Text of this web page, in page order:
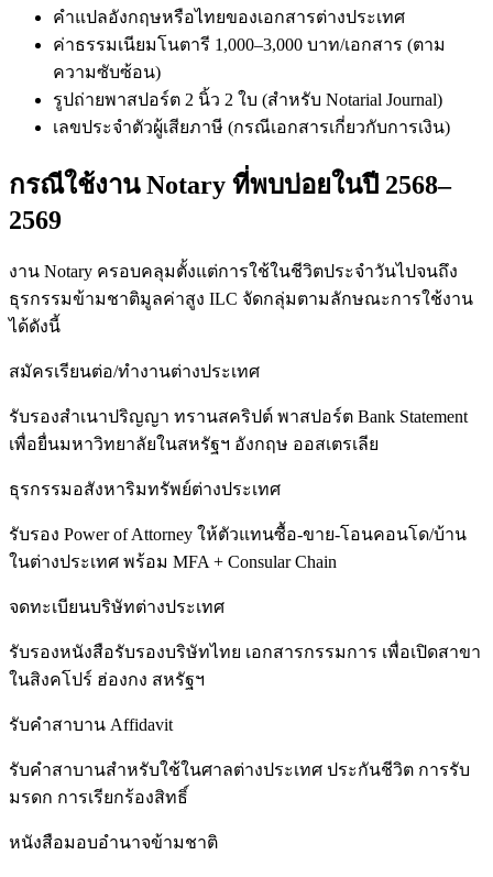
คำแปลอังกฤษหรือไทยของเอกสารต่างประเทศ
ค่าธรรมเนียมโนตารี 1,000–3,000 บาท/เอกสาร (ตาม
ความซับซ้อน)
รูปถ่ายพาสปอร์ต 2 นิ้ว 2 ใบ (สำหรับ Notarial Journal)
เลขประจำตัวผู้เสียภาษี (กรณีเอกสารเกี่ยวกับการเงิน)
กรณีใช้งาน Notary ที่พบบ่อยในปี 2568–
2569
งาน Notary ครอบคลุมตั้งแต่การใช้ในชีวิตประจำวันไปจนถึง
ธุรกรรมข้ามชาติมูลค่าสูง ILC จัดกลุ่มตามลักษณะการใช้งาน
ได้ดังนี้
สมัครเรียนต่อ/ทำงานต่างประเทศ
รับรองสำเนาปริญญา ทรานสคริปต์ พาสปอร์ต Bank Statement
เพื่อยื่นมหาวิทยาลัยในสหรัฐฯ อังกฤษ ออสเตรเลีย
ธุรกรรมอสังหาริมทรัพย์ต่างประเทศ
รับรอง Power of Attorney ให้ตัวแทนซื้อ-ขาย-โอนคอนโด/บ้าน
ในต่างประเทศ พร้อม MFA + Consular Chain
จดทะเบียนบริษัทต่างประเทศ
รับรองหนังสือรับรองบริษัทไทย เอกสารกรรมการ เพื่อเปิดสาขา
ในสิงคโปร์ ฮ่องกง สหรัฐฯ
รับคำสาบาน Affidavit
รับคำสาบานสำหรับใช้ในศาลต่างประเทศ ประกันชีวิต การรับ
มรดก การเรียกร้องสิทธิ์
หนังสือมอบอำนาจข้ามชาติ